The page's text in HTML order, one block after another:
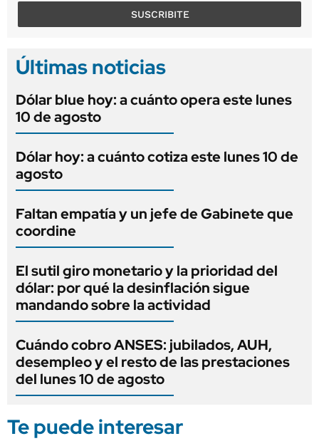
SUSCRIBITE
Últimas noticias
Dólar blue hoy: a cuánto opera este lunes
10 de agosto
Dólar hoy: a cuánto cotiza este lunes 10 de
agosto
Faltan empatía y un jefe de Gabinete que
coordine
El sutil giro monetario y la prioridad del
dólar: por qué la desinflación sigue
mandando sobre la actividad
Cuándo cobro ANSES: jubilados, AUH,
desempleo y el resto de las prestaciones
del lunes 10 de agosto
Te puede interesar